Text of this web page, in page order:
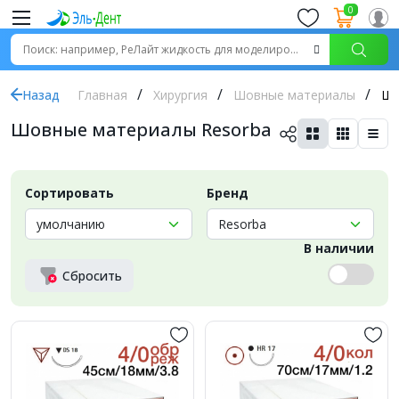
0
Назад Главная Хирургия Шовные материалы
Шовные материалы Resorba
Сортировать Бренд
Сбросить
В наличии